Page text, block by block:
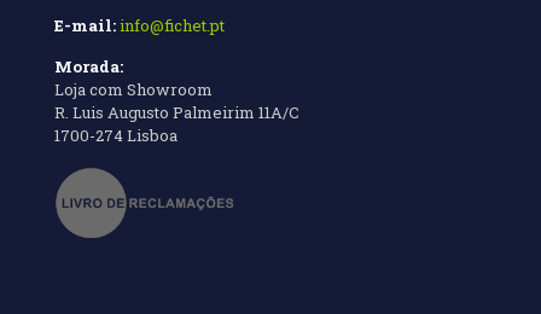
E-mail:info@fichet.pt
Morada:
Loja com Showroom
R. Luis Augusto Palmeirim 11A/C
1700-274 Lisboa